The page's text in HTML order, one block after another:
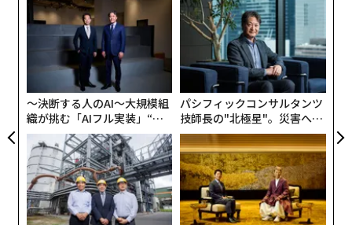
〜決断する人のAI〜大規模組
織が挑む「AIフル実装」“使
う”企業から“動く”企業へ【N
TTドコモビジネス×PwC】
パシフィックコンサルタンツ
技師長の"北極星"。災害への
無力感を乗り越え見つけた、
防災一筋20年の答え